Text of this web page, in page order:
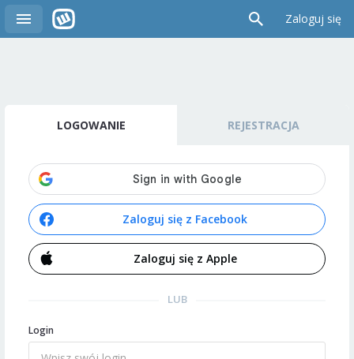
Zaloguj się
LOGOWANIE REJESTRACJA
Zaloguj się z Facebook
Zaloguj się z Apple
LUB
Login